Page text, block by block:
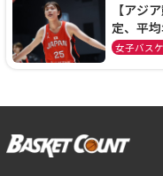
【アジ
定、平
本開催の
女子バス